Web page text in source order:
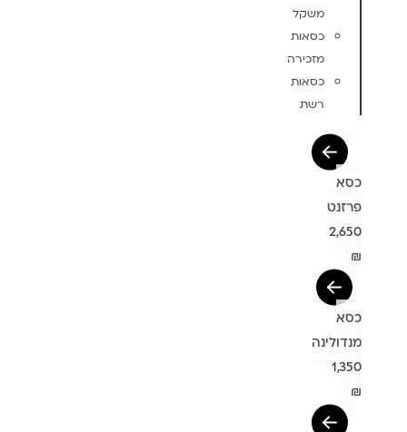
משקל
כסאות
מזכירה
כסאות
רשת
כסא
פרזנט
2,650
₪
כסא
מנדולינה
1,350
₪